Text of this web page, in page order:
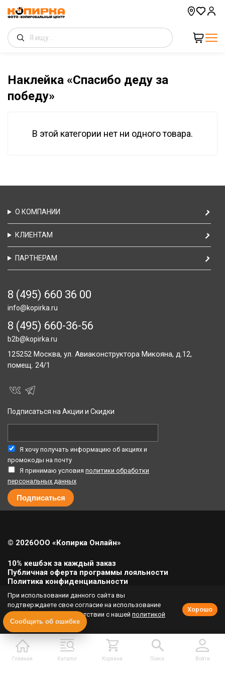
Наклейка «Спасибо деду за
победу»
В этой категории нет ни одного товара.
Главная Каталог Корзина Поиск Войти
О КОМПАНИИ
КЛИЕНТАМ
ПАРТНЕРАМ
8 (495) 660 36 00
info@kopirka.ru
8 (495) 660-36-56
b2b@kopirka.ru
125252 Москва, ул. Авиаконструктора Микояна, д.12,
помещ. 24/1
Подписаться на Акции и Скидки
Я хочу получать информацию об акциях и
промокоды на почту
Я принимаю условия политики обработки
персональных данных
© 2026ООО «Копирка Онлайн»
10% кешбэк за каждый заказ
Публичная оферта программы лояльности
Политика конфиденциальности
Урегулирование претензий
Полная версия сайта
При использовании данного сайта вы
подтверждаете свое согласие на использование
cookie-файлов в соответствии с нашей политикой
приватности.
Хорошо
Сообщить об ошибке